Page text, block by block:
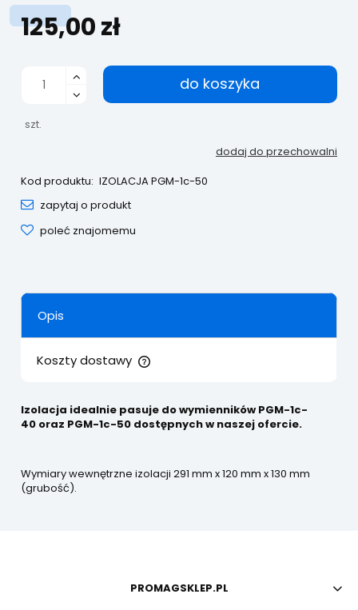
125,00 zł
szt.
do koszyka
dodaj do przechowalni
Kod produktu: IZOLACJA PGM-1c-50
zapytaj o produkt
poleć znajomemu
Opis
Koszty dostawy
Cena nie zawiera ewentualnych kosztów płatności
Izolacja idealnie pasuje do wymienników PGM-1c-
40 oraz PGM-1c-50 dostępnych w naszej ofercie.
Wymiary wewnętrzne izolacji 291 mm x 120 mm x 130 mm
(grubość).
PROMAGSKLEP.PL